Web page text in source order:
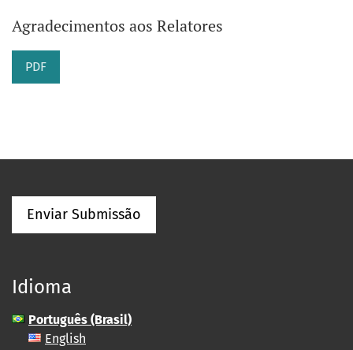
Agradecimentos aos Relatores
PDF
Enviar Submissão
Idioma
Português (Brasil)
English